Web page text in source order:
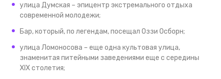
улица Думская – эпицентр экстремального отдыха
современной молодежи;
Бар, который, по легендам, посещал Оззи Осборн;
улица Ломоносова – еще одна культовая улица,
знаменитая питейными заведениями еще с середины
XIX столетия;